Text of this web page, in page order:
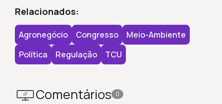
Relacionados:
Agronegócio Congresso
Meio-Ambiente
Política
Regulação TCU
Comentários 0